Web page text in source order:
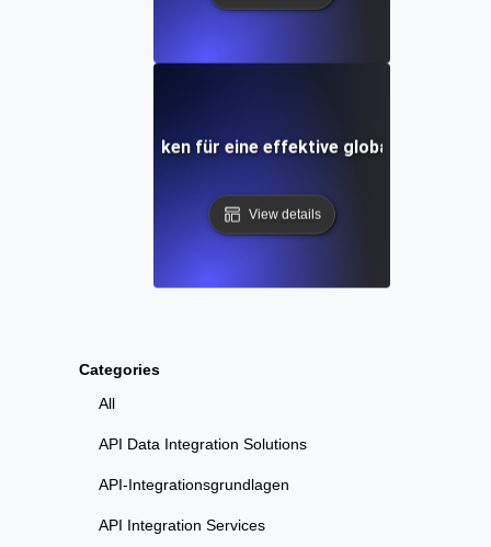
Categories
All
API Data Integration Solutions
API-Integrationsgrundlagen
API Integration Services
und Techniken für eine effektive globale
View details